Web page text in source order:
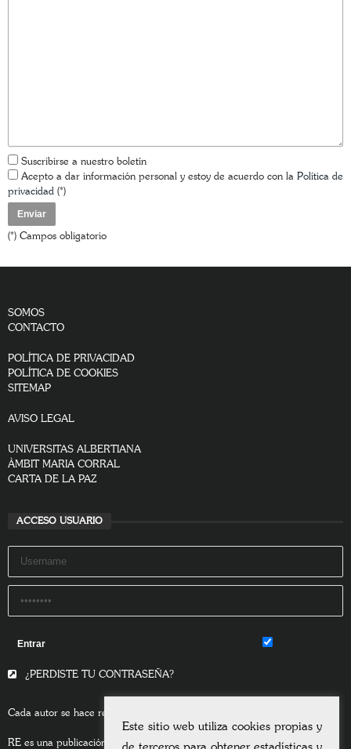
Suscribirse a nuestro boletín
Acepto a dar información personal y estoy de acuerdo con la Política de
privacidad (*)
(*) Campos obligatorio
SOMOS
CONTACTO
POLÍTICA DE PRIVACIDAD
POLÍTICA DE COOKIES
SITEMAP
AVISO LEGAL
UNIVERSITAS ALBERTIANA
ÀMBIT MARIA CORRAL
CARTA DE LA PAZ
ACCESO USUARIO
¿PERDISTE TU CONTRASEÑA?
Cada autor se hace responsable del contenido de sus escritos.
RE es una publicación asociada a la Universitas Albertiana.
Este sitio web utiliza cookies propias y